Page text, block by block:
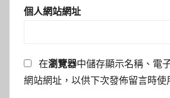
個人網站網址
在瀏覽器中儲存顯示名稱、電
網站網址，以供下次發佈留言時使